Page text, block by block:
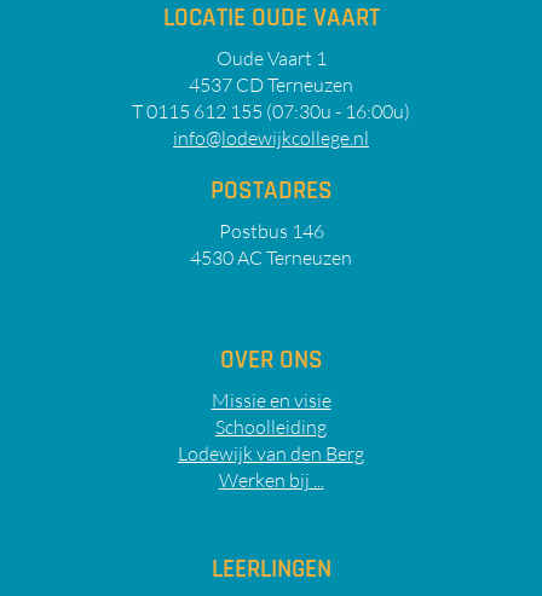
LOCATIE OUDE VAART
Oude Vaart 1
4537 CD Terneuzen
T 0115 612 155 (07:30u - 16:00u)
info@lodewijkcollege.nl
POSTADRES
Postbus 146
4530 AC Terneuzen
OVER ONS
Missie en visie
Schoolleiding
Lodewijk van den Berg
Werken bij ...
LEERLINGEN